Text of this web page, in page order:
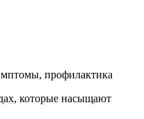
которые насыщают